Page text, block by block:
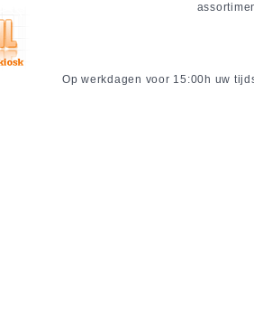
Op werkdagen voor 15:00h uw